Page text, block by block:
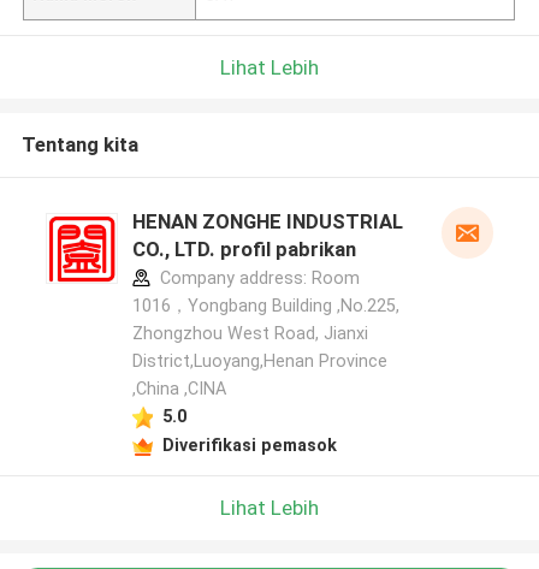
Lihat Lebih
Tentang kita
HENAN ZONGHE INDUSTRIAL
CO., LTD. profil pabrikan
Company address: Room
1016，Yongbang Building ,No.225,
Zhongzhou West Road, Jianxi
District,Luoyang,Henan Province
,China ,CINA
5.0
Diverifikasi pemasok
Lihat Lebih